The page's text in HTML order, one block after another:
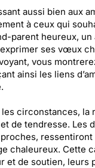
aussi bien aux
à ceux qui
parent heureux,
ses vœux
vous
ainsi les liens
circonstances, la
de tendresse. Les
chaleureux. Cette
et de soutien, leurs